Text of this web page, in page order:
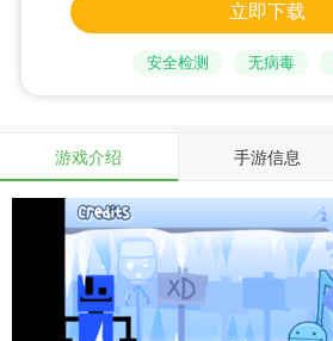
立即下载
安全检测 无病毒
游戏介绍 手游信息